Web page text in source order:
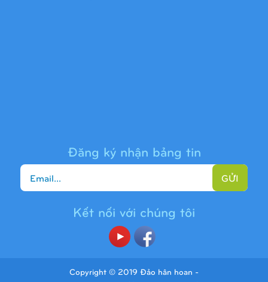
Cầu trượt liên hoàn 9H1225
Đăng ký nhận bảng tin
GỬI
Kết nối với chúng tôi
Copyright © 2019 Đảo hân hoan -